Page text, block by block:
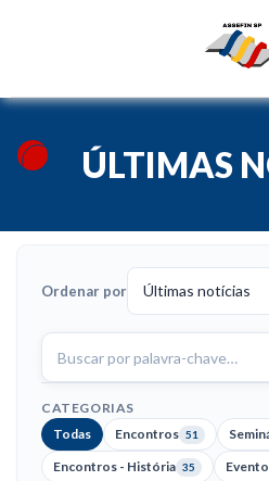
ÚLTIMAS
Ordenar por
Buscar
notícias
CATEGORIAS
Todas
Encontros 51
Encontros - História 35